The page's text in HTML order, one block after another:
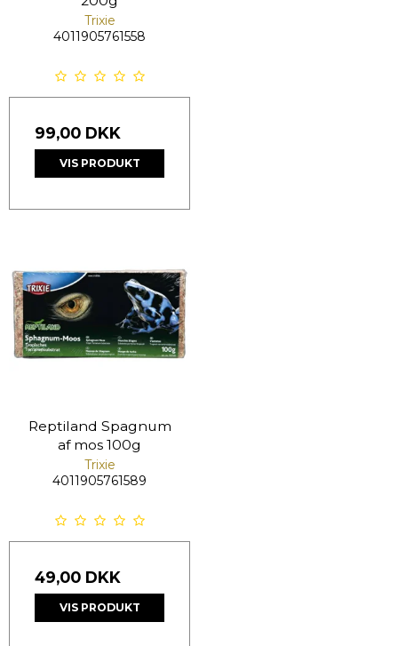
Trixie
4011905761558
99,00 DKK
VIS PRODUKT
Reptiland Spagnum
af mos 100g
Trixie
4011905761589
49,00 DKK
VIS PRODUKT